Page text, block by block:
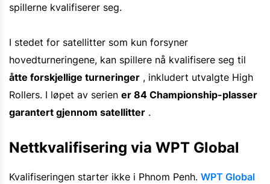
spillerne kvalifiserer seg.
I stedet for satellitter som kun forsyner
hovedturneringene, kan spillere nå kvalifisere seg til
åtte forskjellige turneringer , inkludert utvalgte High
Rollers. I løpet av serien er 84 Championship-plasser
garantert gjennom satellitter .
Nettkvalifisering via WPT Global
Kvalifiseringen starter ikke i Phnom Penh. WPT Global